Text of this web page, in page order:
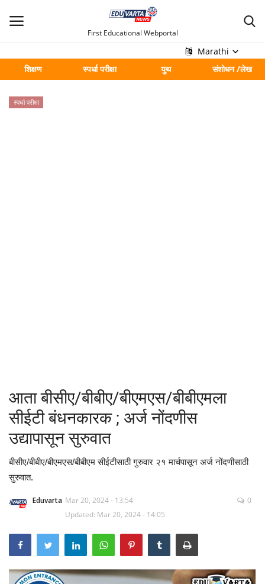
First Educational Webportal
Marathi
शिक्षण
स्पर्धा परीक्षा युथ संशोधन /लेख
मुख्य
Contact
गॅलरी
Language
English Marathi
स्पर्धा परीक्षा
आता बीसीए/बीबीए/बीएमएस/बीबीएमला
सीईटी बंधनकारक ; अर्ज नोंदणीस
उद्यापासून सुरुवात
बीसीए/बीबीए/बीएमएस/बीबीएम सीईटीसाठी गुरुवार २१ मार्चपासून अर्ज नोंदणीसाठी
सुरुवात.
Eduvarta Mar 20, 2024 - 13:54
Updated: Mar 20, 2024 - 14:05
0